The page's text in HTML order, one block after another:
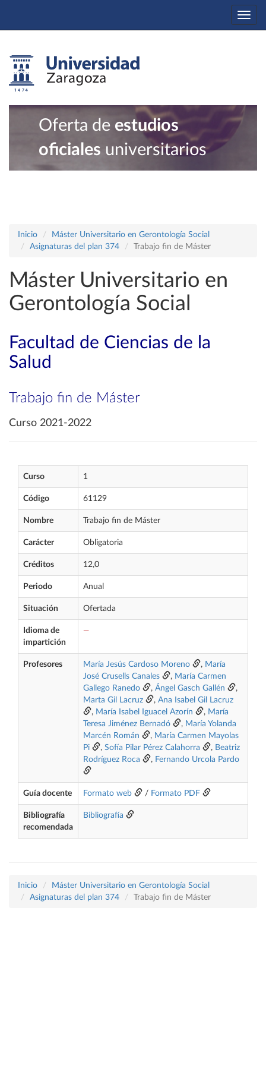
Oferta de estudios
oficiales universitarios
Inicio
Máster Universitario en Gerontología Social
Asignaturas del plan 374
Trabajo fin de Máster
Máster Universitario en
Gerontología Social
Facultad de Ciencias de la
Salud
Trabajo fin de Máster
Curso 2021-2022
Curso 1
Código 61129
Nombre Trabajo fin de Máster
Carácter Obligatoria
Créditos 12,0
Periodo Anual
Situación Ofertada
Idioma de
impartición
—
Profesores María Jesús Cardoso Moreno , María
José Crusells Canales
, María Carmen
Gallego Ranedo
, Ángel Gasch Gallén
,
Marta Gil Lacruz
, Ana Isabel Gil Lacruz
, María Isabel Iguacel Azorín , María
Teresa Jiménez Bernadó
, María Yolanda
Marcén Román
, María Carmen Mayolas
Pi
, Sofía Pilar Pérez Calahorra , Beatriz
Rodríguez Roca
, Fernando Urcola Pardo
Guía docente Formato web / Formato PDF
Bibliografía
recomendada
Bibliografía
Inicio
Máster Universitario en Gerontología Social
Asignaturas del plan 374
Trabajo fin de Máster